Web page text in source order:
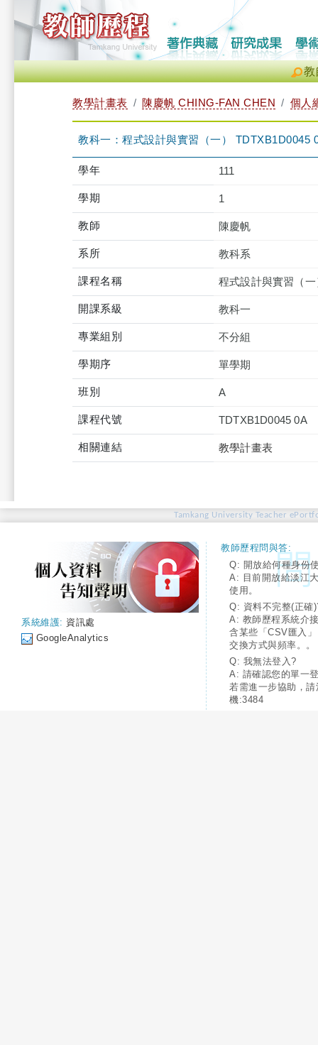
教
教學計畫表 陳慶帆 CHING-FAN CHEN 個人
教科一：程式設計與實習（一） TDTXB1D0045
學年 111
學期 1
教師 陳慶帆
系所 教科系
課程名稱 程式設計與實習（一
開課系級 教科一
專業組別 不分組
學期序 單學期
班別 A
課程代號 TDTXB1D0045 0A
相關連結 教學計畫表
Tamkang University Teacher
系統維護: 資訊處
GoogleAnalytics
教師歷程問與答:
Q: 開放給何種身份
A: 目前開放給淡江
使用。
Q: 資料不完整(正確
A: 教師歷程系統介
含某些「CSV匯入
交換方式與頻率。。
Q: 我無法登入?
A: 請確認您的單一
若需進一步協助，
機:3484